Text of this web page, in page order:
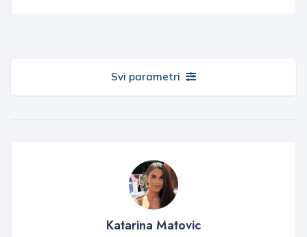
Svi parametri
Katarina Matovic